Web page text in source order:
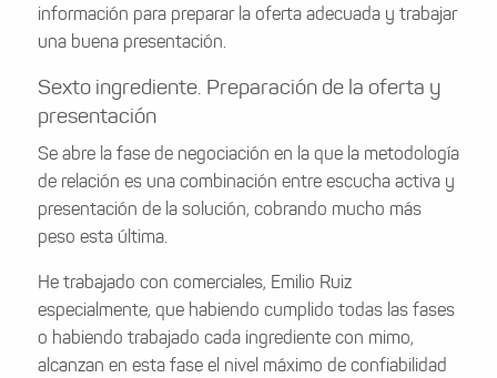
información para preparar la oferta adecuada y trabajar
una buena presentación.
Sexto ingrediente. Preparación de la oferta y
presentación
Se abre la fase de negociación en la que la metodología
de relación es una combinación entre escucha activa y
presentación de la solución, cobrando mucho más
peso esta última.
He trabajado con comerciales, Emilio Ruiz
especialmente, que habiendo cumplido todas las fases
o habiendo trabajado cada ingrediente con mimo,
alcanzan en esta fase el nivel máximo de confiabilidad